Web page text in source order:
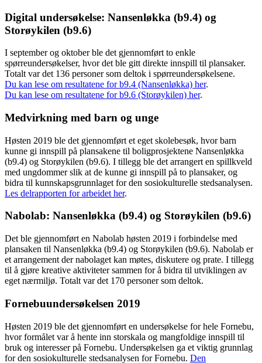
Digital undersøkelse: Nansenløkka (b9.4) og
Storøykilen (b9.6)
I september og oktober ble det gjennomført to enkle
spørreundersøkelser, hvor det ble gitt direkte innspill til plansaker.
Totalt var det 136 personer som deltok i spørreundersøkelsene.
Du kan lese om resultatene for b9.4 (Nansenløkka) her.
Du kan lese om resultatene for b9.6 (Storøykilen) her.
Medvirkning med barn og unge
Høsten 2019 ble det gjennomført et eget skolebesøk, hvor barn
kunne gi innspill på plansakene til boligprosjektene Nansenløkka
(b9.4) og Storøykilen (b9.6). I tillegg ble det arrangert en spillkveld
med ungdommer slik at de kunne gi innspill på to plansaker, og
bidra til kunnskapsgrunnlaget for den sosiokulturelle stedsanalysen.
Les delrapporten for arbeidet her.
Nabolab: Nansenløkka (b9.4) og Storøykilen (b9.6)
Det ble gjennomført en Nabolab høsten 2019 i forbindelse med
plansaken til Nansenløkka (b9.4) og Storøykilen (b9.6). Nabolab er
et arrangement der nabolaget kan møtes, diskutere og prate. I tillegg
til å gjøre kreative aktiviteter sammen for å bidra til utviklingen av
eget nærmiljø. Totalt var det 170 personer som deltok.
Fornebuundersøkelsen 2019
Høsten 2019 ble det gjennomført en undersøkelse for hele Fornebu,
hvor formålet var å hente inn storskala og mangfoldige innspill til
bruk og interesser på Fornebu. Undersøkelsen ga et viktig grunnlag
for den sosiokulturelle stedsanalysen for Fornebu. Den